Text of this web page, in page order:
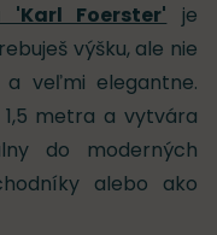
Foerster' je
výšku, ale nie
a veľmi elegantne.
metra a vytvára
do moderných
alebo ako